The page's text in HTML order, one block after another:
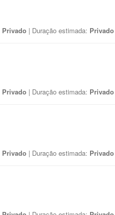
Privado | Duração estimada: Privado
Privado | Duração estimada: Privado
Privado | Duração estimada: Privado